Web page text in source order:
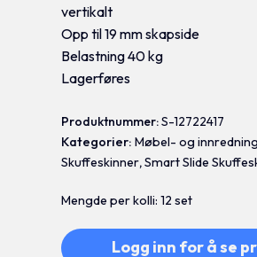
vertikalt
Opp til 19 mm skapside
Belastning 40 kg
Lagerføres
Produktnummer:S-12722417
Kategorier:Møbel- og
Skuffeskinner,Smart Slide
Mengde per kolli: 12 set
Logg inn for å se